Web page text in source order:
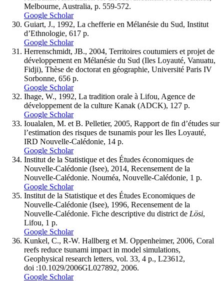
Melbourne, Australia, p. 559-572.
Google Scholar
Guiart, J., 1992, La chefferie en Mélanésie du Sud, Institut
d’Ethnologie, 617 p.
Google Scholar
Herrenschmidt, JB., 2004, Territoires coutumiers et projet de
développement en Mélanésie du Sud (Iles Loyauté, Vanuatu,
Fidji), Thèse de doctorat en géographie, Université Paris IV
Sorbonne, 656 p.
Google Scholar
Ihage, W., 1992, La tradition orale à Lifou, Agence de
développement de la culture Kanak (ADCK), 127 p.
Google Scholar
Ioualalen, M. et B. Pelletier, 2005, Rapport de fin d’études sur
l’estimation des risques de tsunamis pour les Iles Loyauté,
IRD Nouvelle-Calédonie, 14 p.
Google Scholar
Institut de la Statistique et des Études économiques de
Nouvelle-Calédonie (Isee), 2014, Recensement de la
Nouvelle-Calédonie. Nouméa, Nouvelle-Calédonie, 1 p.
Google Scholar
Institut de la Statistique et des Études Economiques de
Nouvelle-Calédonie (Isee), 1996, Recensement de la
Nouvelle-Calédonie. Fiche descriptive du district de Lösi,
Lifou, 1 p.
Google Scholar
Kunkel, C., R-W. Hallberg et M. Oppenheimer, 2006, Coral
reefs reduce tsunami impact in model simulations,
Geophysical research letters, vol. 33, 4 p., L23612,
doi :10.1029/2006GL027892, 2006.
Google Scholar